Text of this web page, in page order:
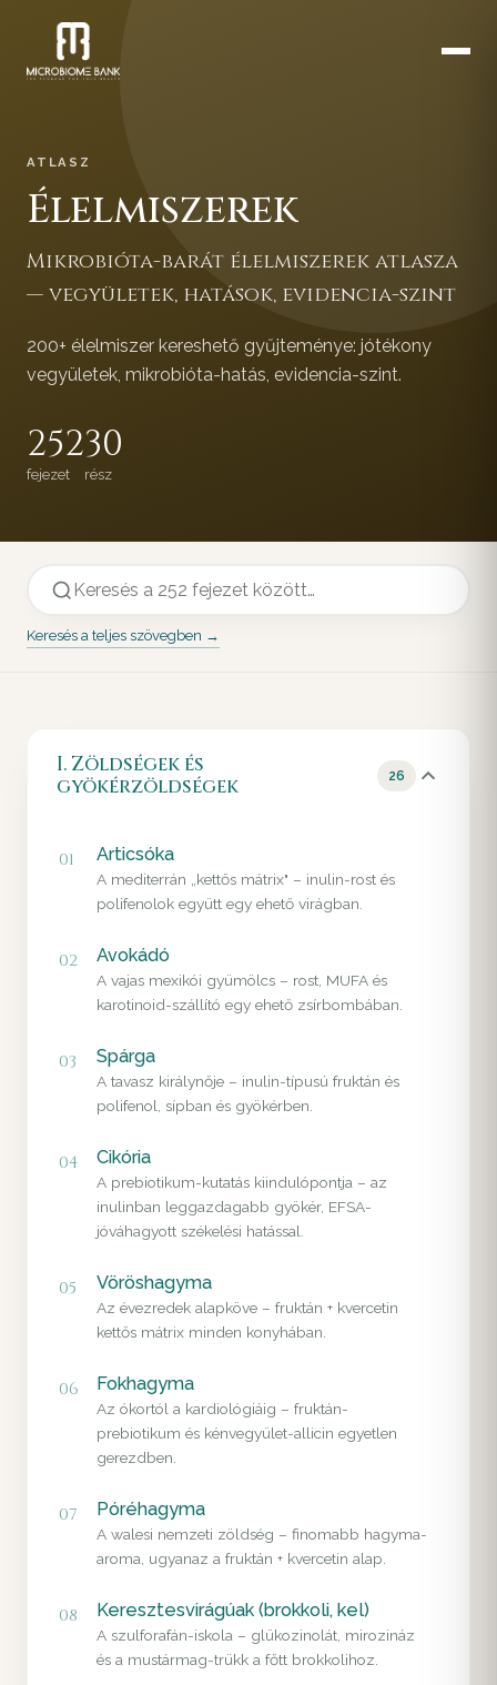
ATLASZ
Élelmiszerek
Mikrobióta-barát élelmiszerek atlasza
— vegyületek, hatások, evidencia-szint
200+ élelmiszer kereshető gyűjteménye: jótékony
vegyületek, mikrobióta-hatás, evidencia-szint.
252
fejezet
30
rész
Keresés a teljes szövegben →
I. Zöldségek és
gyökérzöldségek
26
01 Articsóka
A mediterrán „kettős mátrix" – inulin-rost és
polifenolok együtt egy ehető virágban.
02 Avokádó
A vajas mexikói gyümölcs – rost, MUFA és
karotinoid-szállító egy ehető zsírbombában.
03 Spárga
A tavasz királynője – inulin-típusú fruktán és
polifenol, sípban és gyökérben.
04 Cikória
A prebiotikum-kutatás kiindulópontja – az
inulinban leggazdagabb gyökér, EFSA-
jóváhagyott székelési hatással.
05 Vöröshagyma
Az évezredek alapköve – fruktán + kvercetin
kettős mátrix minden konyhában.
06 Fokhagyma
Az ókortól a kardiológiáig – fruktán-
prebiotikum és kénvegyület-allicin egyetlen
gerezdben.
07 Póréhagyma
A walesi nemzeti zöldség – finomabb hagyma-
aroma, ugyanaz a fruktán + kvercetin alap.
08 Keresztesvirágúak (brokkoli, kel)
A szulforafán-iskola – glükozinolát, mirozináz
és a mustármag-trükk a főtt brokkolihoz.